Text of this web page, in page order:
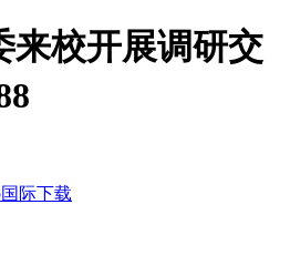
来校开展调研交
际下载